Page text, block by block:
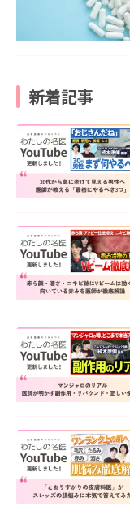
新着記事